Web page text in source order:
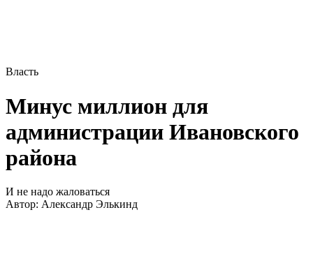
Власть
Минус миллион для
администрации Ивановского
района
И не надо жаловаться
Автор: Александр Элькинд